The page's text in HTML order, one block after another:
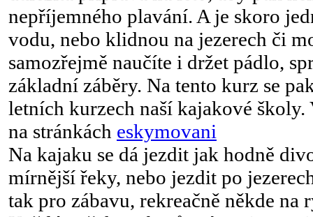
nepříjemného plavání. A je skoro
vodu, nebo klidnou na jezerech či
samozřejmě naučíte i držet pádlo,
základní záběry. Na tento kurz se
letních kurzech naší kajakové
na stránkách eskymovani
Na kajaku se dá jezdit jak hodně
mírnější řeky, nebo jezdit po
tak pro zábavu, rekreačně někde na